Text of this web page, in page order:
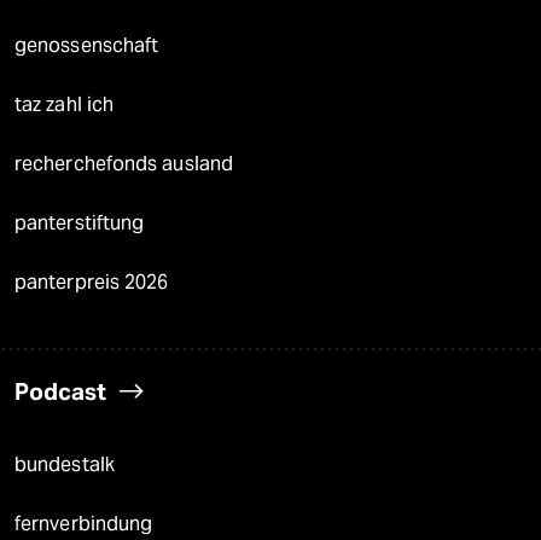
genossenschaft
taz zahl ich
recherchefonds ausland
panterstiftung
panterpreis 2026
Podcast
bundestalk
fernverbindung